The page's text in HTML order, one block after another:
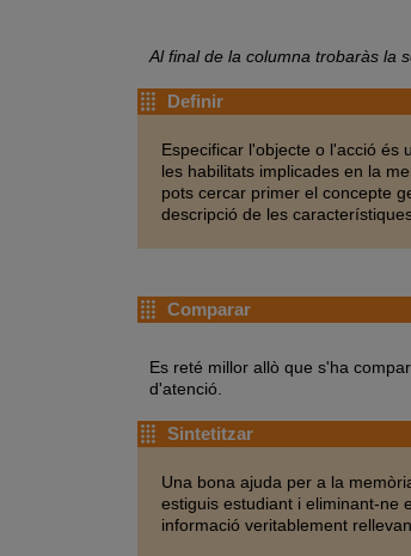
Al final de la columna trobaràs la
Definir
Especificar l'objecte o l'acció és
les habilitats implicades en la
pots cercar primer el concepte
descripció de les
Comparar
Es reté millor allò que s'ha
d'atenció.
Sintetitzar
Una bona ajuda per a la
estiguis estudiant i eliminant-ne
informació veritablement